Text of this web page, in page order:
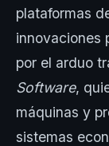
plataformas
innovaciones
por el arduo
Software,
máquinas y
sistemas